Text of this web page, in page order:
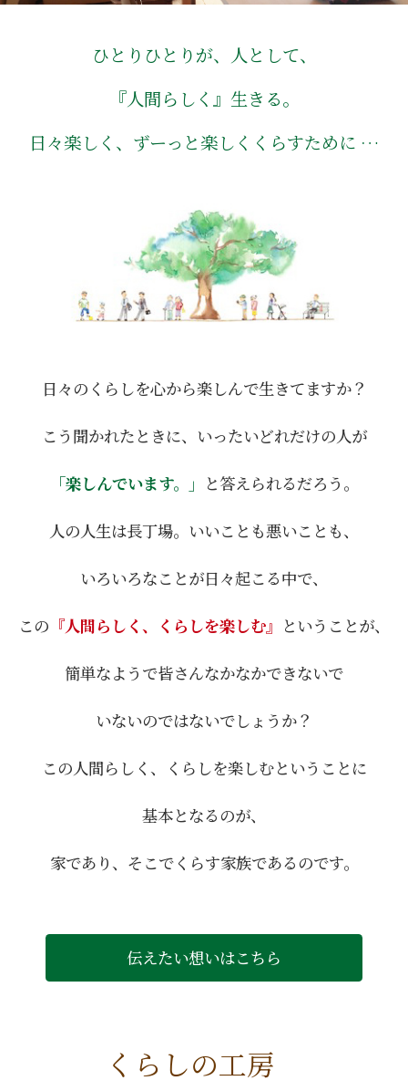
ひとりひとりが、人として、
『人間らしく』生きる。
日々楽しく、ずーっと楽しくくらすために …
日々のくらしを心から楽しんで生きてますか？
こう聞かれたときに、 いったいどれだけの人が
「楽しんでいます。」 と答えられるだろう。
人の人生は長丁場。いいことも悪いことも、
いろいろなことが日々起こる中で、
この 『人間らしく、くらしを楽しむ』 ということが、
簡単なようで皆さんなかなかできないで
いないのではないでしょうか？
この人間らしく、くらしを楽しむということに
基本となるのが、
家であり、そこでくらす家族であるのです。
伝えたい想いはこちら
くらしの工房